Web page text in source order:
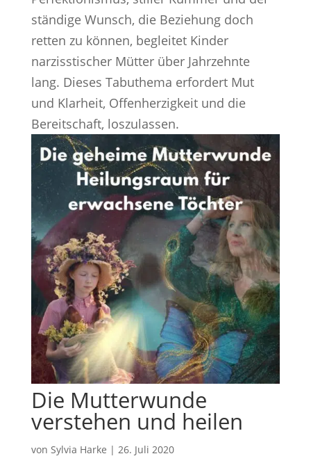
ständige Wunsch, die Beziehung doch
retten zu können, begleitet Kinder
narzisstischer Mütter über Jahrzehnte
lang. Dieses Tabuthema erfordert Mut
und Klarheit, Offenherzigkeit und die
Bereitschaft, loszulassen.
Die Mutterwunde
verstehen und heilen
von Sylvia Harke | 26. Juli 2020